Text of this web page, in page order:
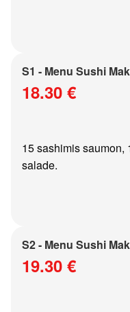
S1 - Menu Sushi
18.30 €
15 sashimis saumon,
salade.
S2 - Menu Sushi
19.30 €